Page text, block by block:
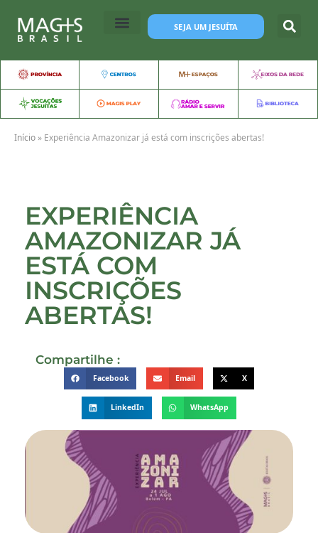
SEJA UM JESUÍTA
Início » Experiência Amazonizar já está com inscrições abertas!
EXPERIÊNCIA
AMAZONIZAR JÁ
ESTÁ COM
INSCRIÇÕES
ABERTAS!
Compartilhe :
Facebook Email X
LinkedIn WhatsApp